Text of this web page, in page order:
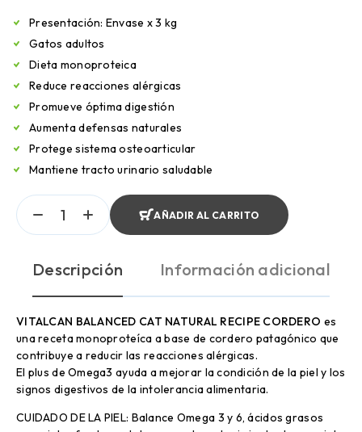
Presentación: Envase x 3 kg
Gatos adultos
Dieta monoproteica
Reduce reacciones alérgicas
Promueve óptima digestión
Aumenta defensas naturales
Protege sistema osteoarticular
Mantiene tracto urinario saludable
AÑADIR AL CARRITO
Descripción Información adicional
VITALCAN BALANCED CAT NATURAL RECIPE CORDERO es
una receta monoproteíca a base de cordero patagónico que
contribuye a reducir las reacciones alérgicas.
El plus de Omega3 ayuda a mejorar la condición de la piel y los
signos digestivos de la intolerancia alimentaria.
CUIDADO DE LA PIEL: Balance Omega 3 y 6, ácidos grasos